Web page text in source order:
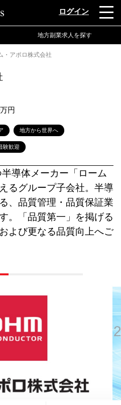
ログイン
地方副業求人を探す
・アポロ株式会社
円
地方から世界へ
験歓迎
導体メーカー「ローム
るグループ子会社。半導
、品質管理・品質保証業
。「品質第一」を掲げる
よび更なる品質向上へご